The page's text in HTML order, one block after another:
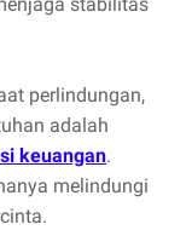
stabilitas
perlindungan,
adalah
keuangan.
melindungi